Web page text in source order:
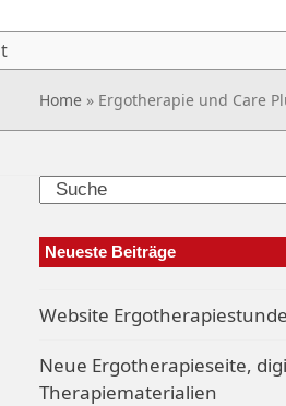
Home» Ergotherapie und Care
Search
Neueste Beiträge
Website
Neue Ergotherapieseite,
Therapiematerialien